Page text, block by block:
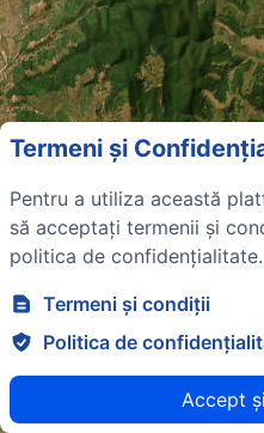
Termeni și
Pentru a utiliza această
să acceptați termenii și
politica de confidențialitate.
Termeni și condiții
Politica de
Accept